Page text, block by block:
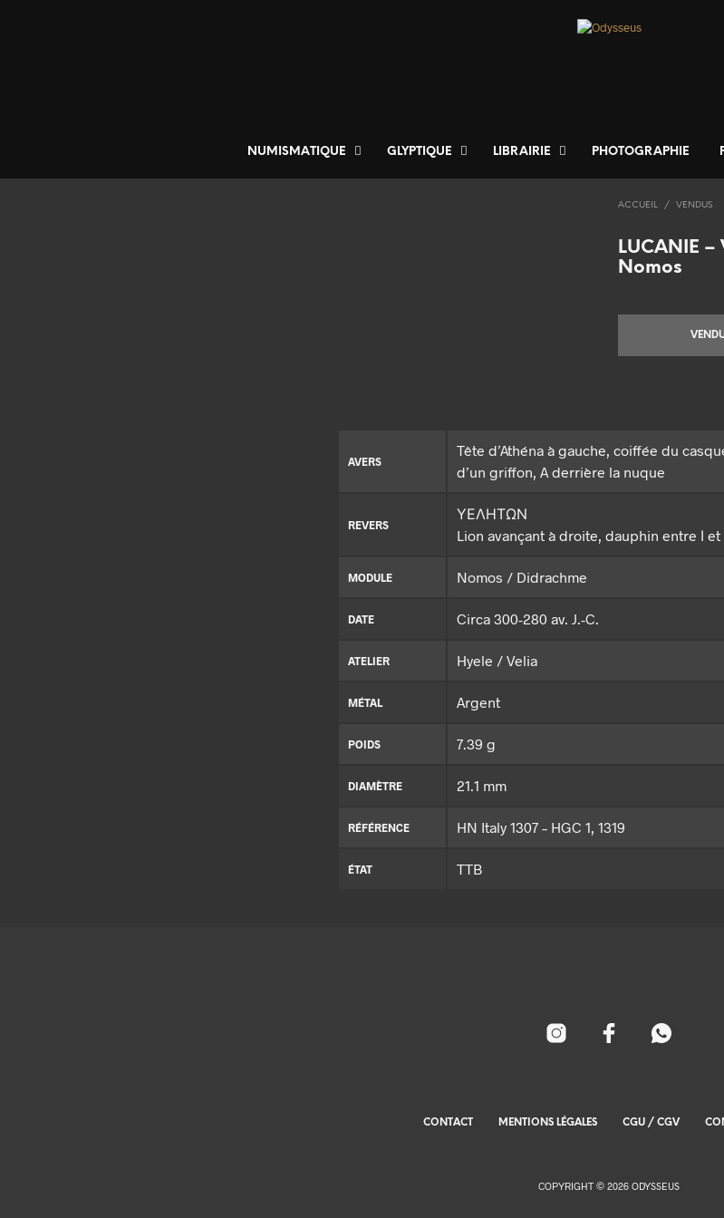
NUMISMATIQUE GLYPTIQUE LIBRAIRIE PHOTOGRAPHIE
ACCUEIL / VENDUS
LUCANIE –
Nomos
AVERS
Tête d’Athéna à gauche, coiffée du
d’un griffon, A derrière la nuque
REVERS
ΥΕΛΗΤΩΝ
Lion avançant à droite, dauphin entre Ι
MODULE Nomos / Didrachme
DATE Circa 300-280 av. J.-C.
ATELIER Hyele / Velia
MÉTAL Argent
POIDS 7.39 g
DIAMÈTRE 21.1 mm
RÉFÉRENCE HN Italy 1307 – HGC 1, 1319
ÉTAT TTB
CONTACT MENTIONS LÉGALES CGU / CGV
COPYRIGHT © 2026 ODYSSEUS